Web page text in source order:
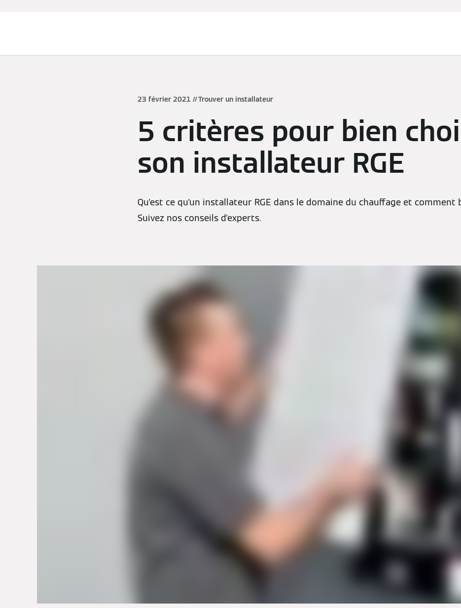
23 février 2021 Trouver un installateur
5 critères pour bien
son installateur RGE
Qu'est ce qu'un installateur RGE dans le domaine du chauffage et comment
Suivez nos conseils d'experts.